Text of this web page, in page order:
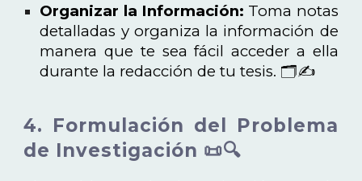
Organizar la Información: Toma notas
detalladas y organiza la información de
manera que te sea fácil acceder a ella
durante la redacción de tu tesis. 🗂️✍️
4. Formulación del Problema
de Investigación 📜🔍